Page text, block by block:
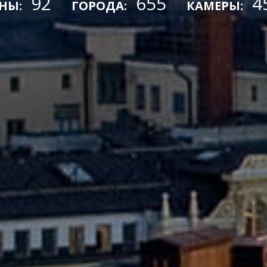
ГОРОДА: КАМЕРЫ: